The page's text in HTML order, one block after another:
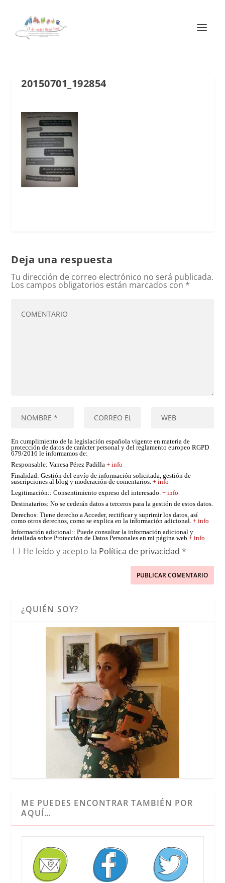
20150701_192854
Deja una respuesta
Tu dirección de correo electrónico no será publicada.
Los campos obligatorios están marcados con *
En cumplimiento de la legislación española vigente en materia de
protección de datos de carácter personal y del reglamento europeo RGPD
679/2016 le informamos de:
Responsable: Vanesa Pérez Padilla+ info
Finalidad: Gestión del envío de información solicitada, gestión de
suscripciones al blog y moderación de comentarios.+ info
Legitimación:: Consentimiento expreso del interesado.+ info
Destinatarios: No se cederán datos a terceros para la gestión de estos datos.
Derechos: Tiene derecho a Acceder, rectificar y suprimir los datos, así
como otros derechos, como se explica en la información adicional.+ info
Información adicional:: Puede consultar la información adicional y
detallada sobre Protección de Datos Personales en mi página web+ info
He leído y acepto la Política de privacidad *
¿QUIÉN SOY?
ME PUEDES ENCONTRAR TAMBIÉN POR
AQUÍ…